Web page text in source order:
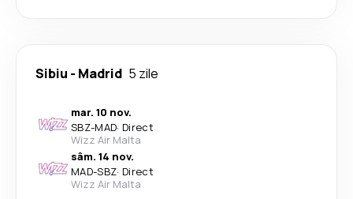
Sibiu - Madrid 5 zile
mar. 10 nov.
SBZ-MAD· Direct
Wizz Air Malta
sâm. 14 nov.
MAD-SBZ· Direct
Wizz Air Malta